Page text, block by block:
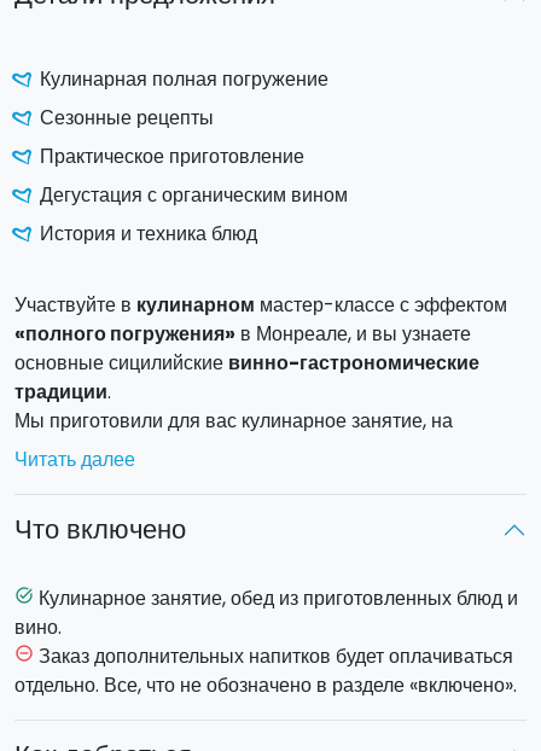
Кулинарная полная погружение
Сезонные рецепты
Практическое приготовление
Дегустация с органическим вином
История и техника блюд
Участвуйте в кулинарном мастер-классе с эффектом
«полного погружения» в Монреале, и вы узнаете
основные сицилийские винно-гастрономические
традиции.
Мы приготовили для вас кулинарное занятие, на
котором вы научитесь готовить
сицилийские блюда
Рецепты блюд будут выбираться в зависимости от
самыми свежими.
По окончанию мастер-класса вас ждет
приготовленных блюд. Во время обеда вам будут
предложены стакан вина.
заканчивается в 13:30. Занятие начнется с рассказа об
Читать далее
Что включено
task_alt Кулинарное занятие, обед из приготовленных блюд и
вино.
remove_circle_outline Заказ дополнительных напитков будет оплачиваться
отдельно. Все, что не обозначено в разделе «включено».